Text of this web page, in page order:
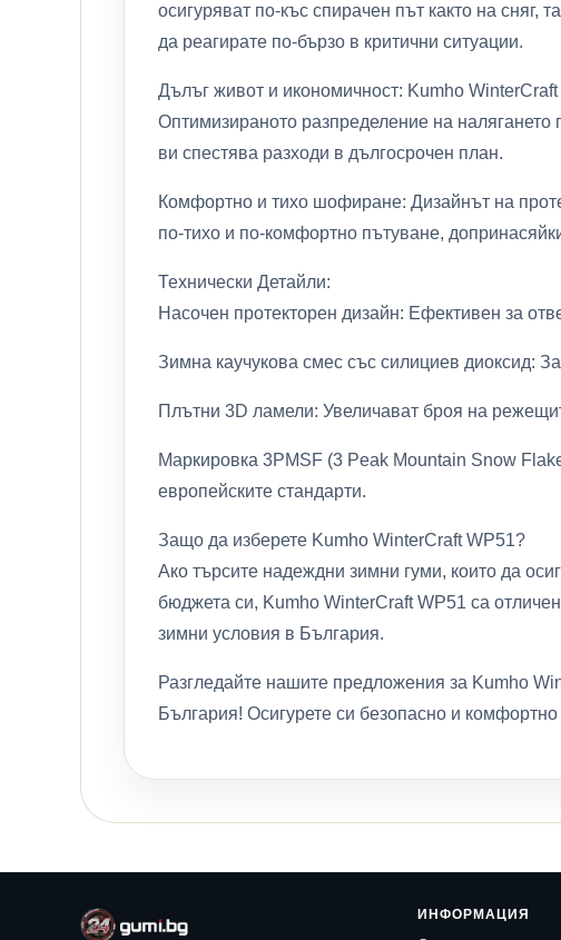
осигуряват по-къс спирачен път както на сняг,
да реагирате по-бързо в критични ситуации.
Дълъг живот и икономичност: Kumho
Оптимизираното разпределение на налягането
ви спестява разходи в дългосрочен план.
Комфортно и тихо шофиране: Дизайнът на
по-тихо и по-комфортно пътуване,
Технически Детайли:
Насочен протекторен дизайн: Ефективен за
Зимна каучукова смес със силициев диоксид:
Плътни 3D ламели: Увеличават броя на
Маркировка 3PMSF (3 Peak Mountain Snow
европейските стандарти.
Защо да изберете Kumho WinterCraft WP51?
Ако търсите надеждни зимни гуми, които да
бюджета си, Kumho WinterCraft WP51 са
зимни условия в България.
Разгледайте нашите предложения за Kumho
България! Осигурете си безопасно и
ИНФОРМАЦИЯ